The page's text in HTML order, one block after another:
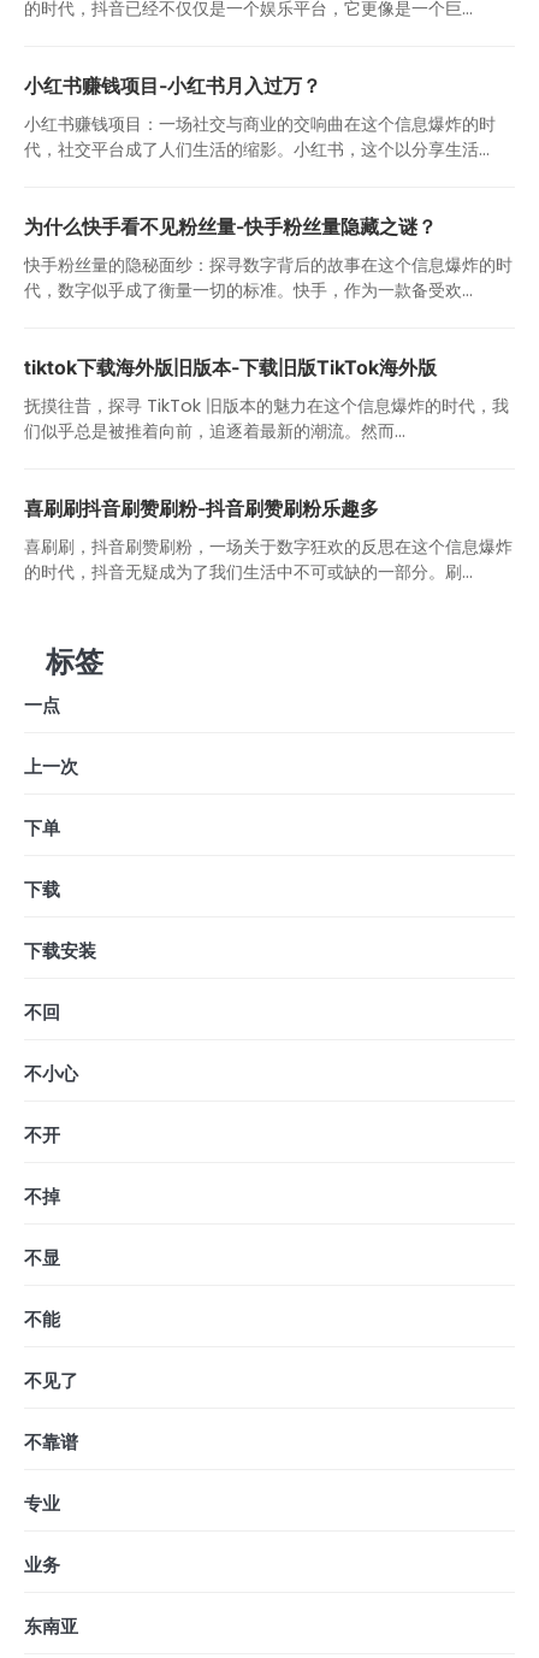
的时代，抖音已经不仅仅是一个娱乐平台，它更像是一个巨...
小红书赚钱项目-小红书月入过万？
小红书赚钱项目：一场社交与商业的交响曲在这个信息爆炸的时
代，社交平台成了人们生活的缩影。小红书，这个以分享生活...
为什么快手看不见粉丝量-快手粉丝量隐藏之谜？
快手粉丝量的隐秘面纱：探寻数字背后的故事在这个信息爆炸的时
代，数字似乎成了衡量一切的标准。快手，作为一款备受欢...
tiktok下载海外版旧版本-下载旧版TikTok海外版
抚摸往昔，探寻 TikTok 旧版本的魅力在这个信息爆炸的时代，我
们似乎总是被推着向前，追逐着最新的潮流。然而...
喜刷刷抖音刷赞刷粉-抖音刷赞刷粉乐趣多
喜刷刷，抖音刷赞刷粉，一场关于数字狂欢的反思在这个信息爆炸
的时代，抖音无疑成为了我们生活中不可或缺的一部分。刷...
标签
一点
上一次
下单
下载
下载安装
不回
不小心
不开
不掉
不显
不能
不见了
不靠谱
专业
业务
东南亚